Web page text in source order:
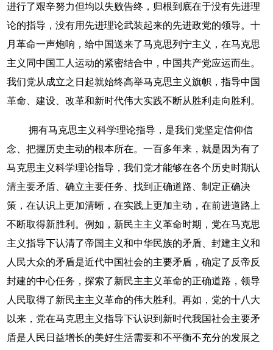
进行了艰辛努力但均以失败告终，归根到底在于没有先进理
论的指导，没有用先进理论武装起来的先进政党的领导。十
月革命一声炮响，给中国送来了马克思列宁主义，在马克思
主义同中国工人运动的紧密结合中，中国共产党应运而生。
我们党从成立之日起就始终高举马克思主义旗帜，指导中国
革命、建设、改革和新时代伟大实践不断从胜利走向胜利。
拥有马克思主义科学理论指导，是我们党坚定信仰信
念、把握历史主动的根本所在。一百多年来，就是因为有了
马克思主义科学理论指导，我们党才能够在各个历史时期认
清主要矛盾、确立主要任务、找到正确道路、制定正确决
策，在认识上更加清晰，在实践上更加主动，在前进道路上
不断取得新胜利。例如，新民主主义革命时期，党在马克思
主义指导下认清了帝国主义和中华民族的矛盾、封建主义和
人民大众的矛盾是近代中国社会的主要矛盾，确定了反帝反
封建的中心任务，探索了新民主主义革命的正确道路，领导
人民取得了新民主主义革命的伟大胜利。再如，党的十八大
以来，党在马克思主义指导下认识到新时代我国社会主要矛
盾是人民日益增长的美好生活需要和不平衡不充分的发展之